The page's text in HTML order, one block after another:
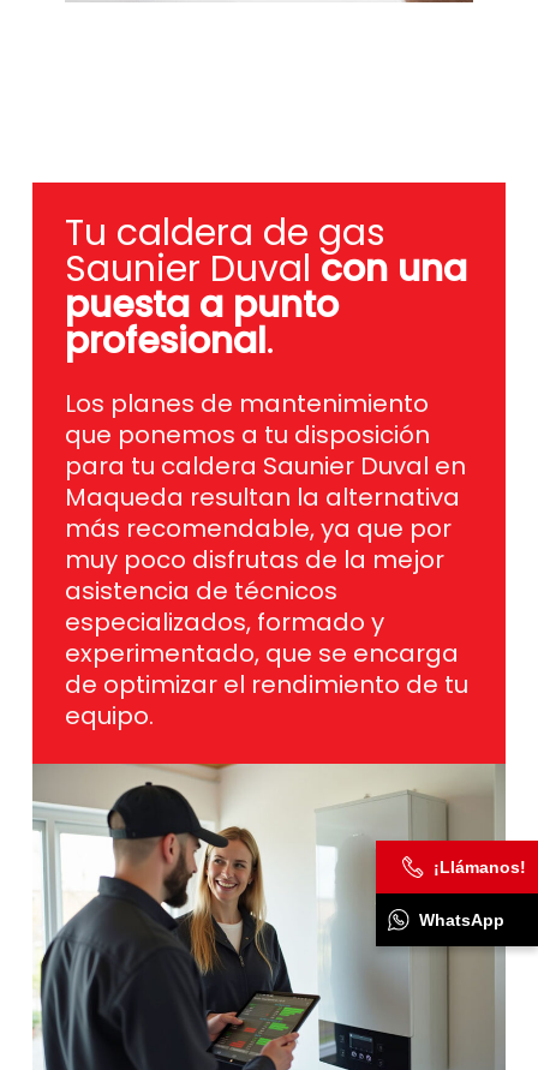
Tu caldera de gas
Saunier Duval con una
puesta a punto
profesional.
Los planes de mantenimiento
que ponemos a tu disposición
para tu caldera Saunier Duval en
Maqueda resultan la alternativa
más recomendable, ya que por
muy poco disfrutas de la mejor
asistencia de técnicos
especializados, formado y
experimentado, que se encarga
de optimizar el rendimiento de tu
equipo.
¡Llámanos!
WhatsApp